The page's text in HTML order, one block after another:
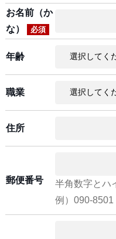
お名前（か
な）
必須
年齢
職業
住所
郵便番号
半角数字とハ
例）090-8501